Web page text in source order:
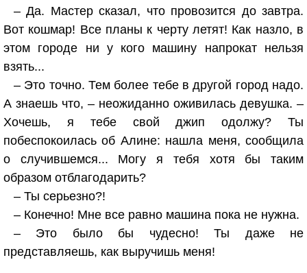
– Да. Мастер сказал, что провозится до завтра.
Вот кошмар! Все планы к черту летят! Как назло, в
этом городе ни у кого машину напрокат нельзя
взять...
– Это точно. Тем более тебе в другой город надо.
А знаешь что, – неожиданно оживилась девушка. –
Хочешь, я тебе свой джип одолжу? Ты
побеспокоилась об Алине: нашла меня, сообщила
о случившемся... Могу я тебя хотя бы таким
образом отблагодарить?
– Ты серьезно?!
– Конечно! Мне все равно машина пока не нужна.
– Это было бы чудесно! Ты даже не
представляешь, как выручишь меня!